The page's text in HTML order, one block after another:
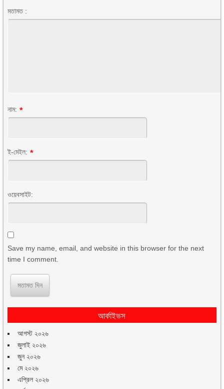
মতামত :
নাম: *
ই-মেইল: *
ওয়েবসাইট:
Save my name, email, and website in this browser for the next
time I comment.
আর্কাইভস
আগস্ট ২০২৬
জুলাই ২০২৬
জুন ২০২৬
মে ২০২৬
এপ্রিল ২০২৬